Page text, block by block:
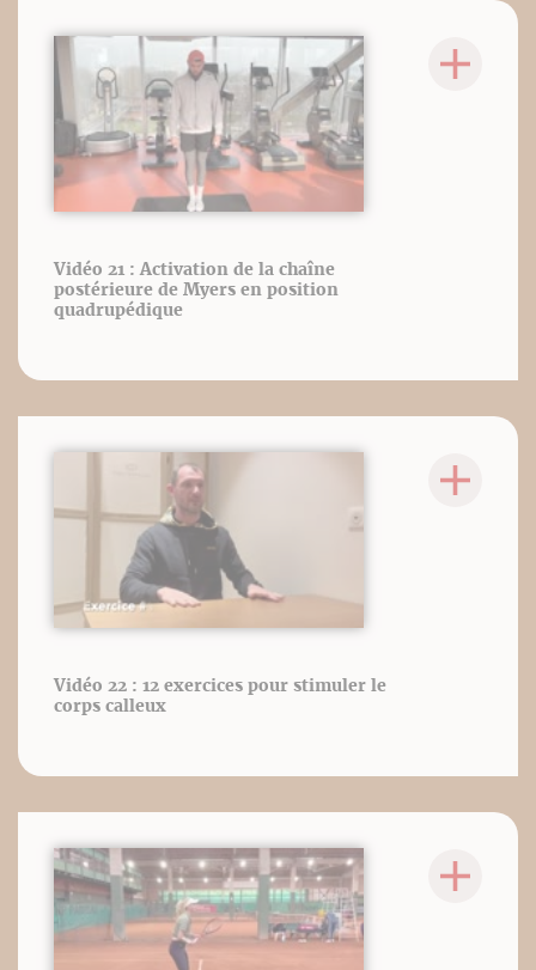
Vidéo 21 : Activation de la chaîne
postérieure de Myers en position
quadrupédique
Vidéo 22 : 12 exercices pour stimuler le
corps calleux